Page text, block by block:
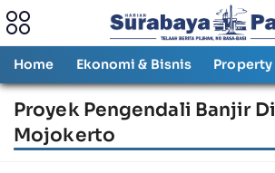
Home Ekonomi & Bisnis Property
Proyek Pengendali Banjir Di
Mojokerto